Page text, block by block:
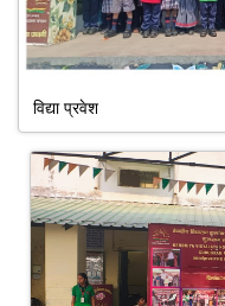
विद्या प्रवेश